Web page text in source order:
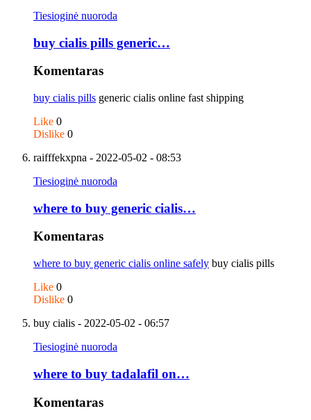
Tiesioginė nuoroda
buy cialis pills generic…
Komentaras
buy cialis pills generic cialis online fast shipping
Like 0
Dislike 0
raifffekxpna - 2022-05-02 - 08:53
Tiesioginė nuoroda
where to buy generic cialis…
Komentaras
where to buy generic cialis online safely buy cialis pills
Like 0
Dislike 0
buy cialis - 2022-05-02 - 06:57
Tiesioginė nuoroda
where to buy tadalafil on…
Komentaras